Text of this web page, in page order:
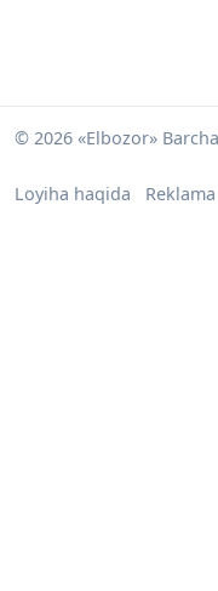
© 2026 «Elbozor»
Loyiha haqida Reklama